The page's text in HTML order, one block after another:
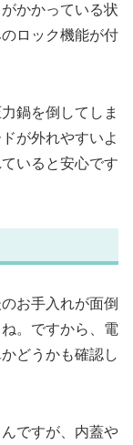
かかっている状
ロック機能が付
鍋を倒してしま
が外れやすいよ
いると安心です
お手入れが面倒
。ですから、電
どうかも確認し
ですが、内蓋や